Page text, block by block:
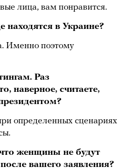
лица, вам понравится.
в Украине?
Именно поэтому
Раз
наверное, считаете,
определенных сценариях
женщины не будут
вашего заявления?